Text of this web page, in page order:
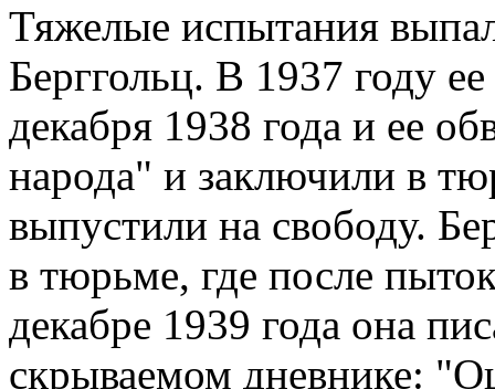
Тяжелые испытания
Берггольц. В 1937 году
декабря 1938 года и ее
народа" и заключили в
выпустили на свободу.
в тюрьме, где после
декабре 1939 года она
скрываемом дневнике: